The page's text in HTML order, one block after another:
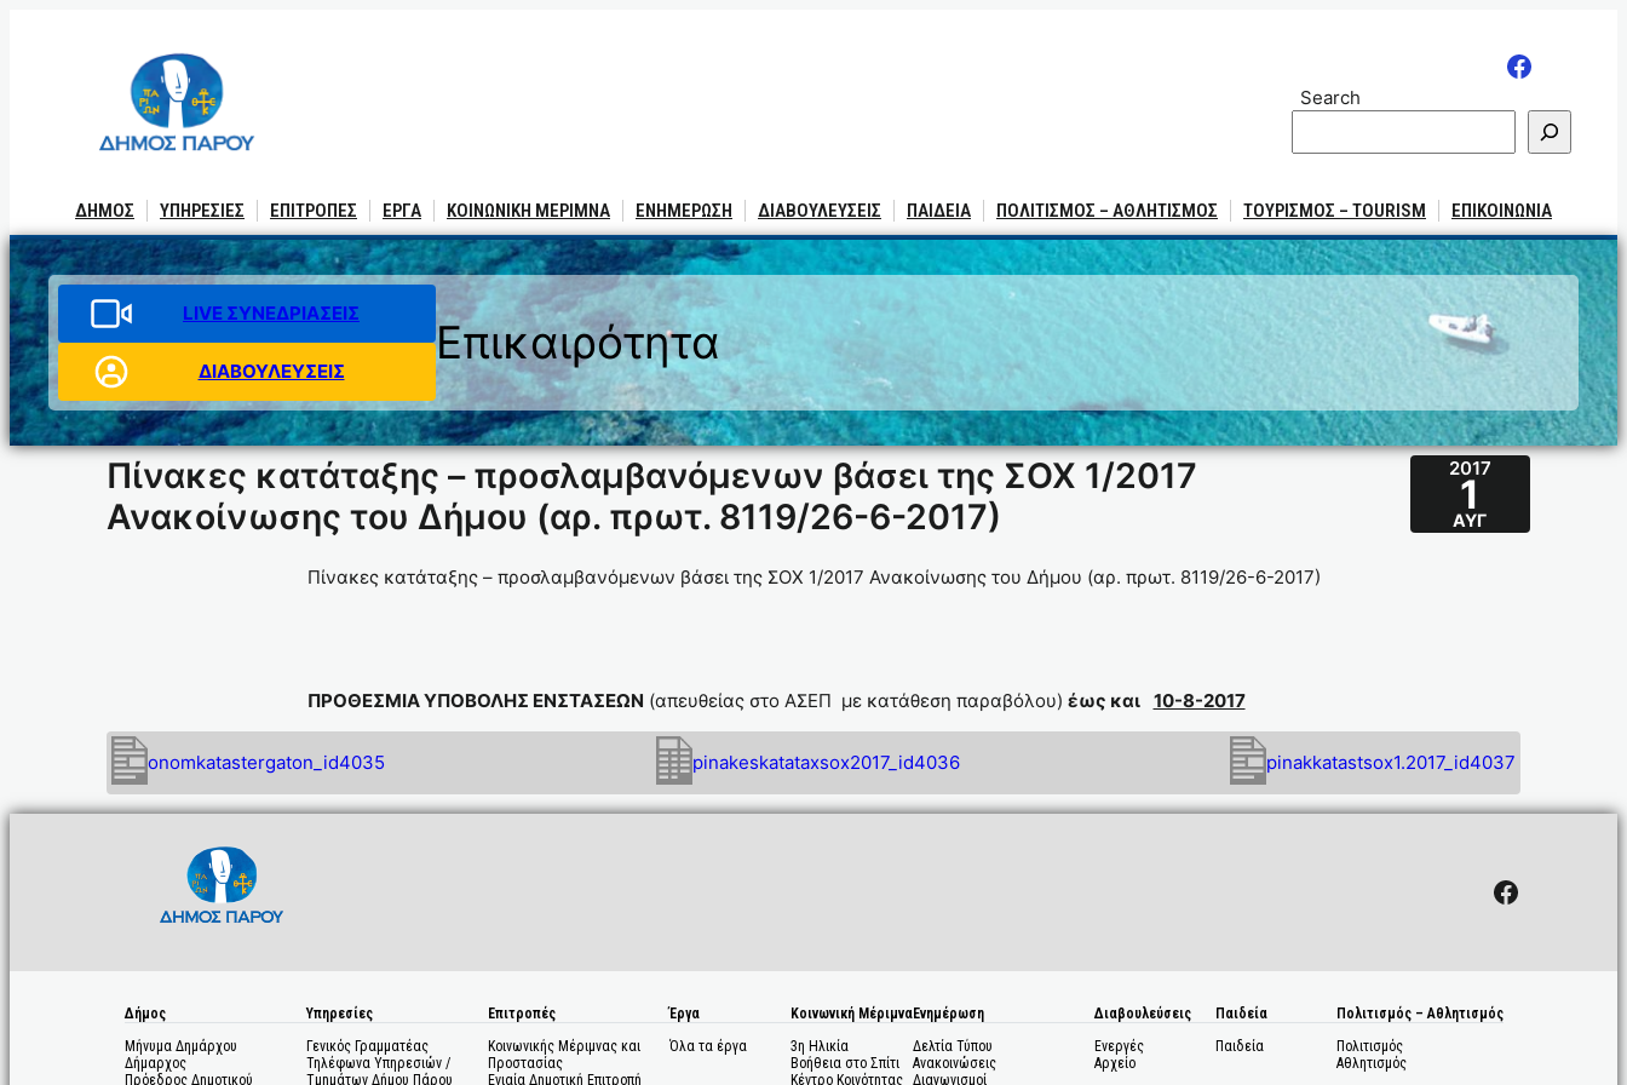
Search
ΔΗΜΟΣ ΥΠΗΡΕΣΙΕΣ ΕΠΙΤΡΟΠΕΣ ΕΡΓΑ ΚΟΙΝΩΝΙΚΗ ΜΕΡΙΜΝΑ ΕΝΗΜΕΡΩΣΗ ΔΙΑΒΟΥΛΕΥΣΕΙΣ ΠΑΙΔΕΙΑ ΠΟΛΙΤΙΣΜΟΣ – ΑΘΛΗΤΙΣΜΟΣ ΤΟΥΡΙΣΜΟΣ – TOURISM ΕΠΙΚΟΙΝΩΝΙΑ
LIVE ΣΥΝΕΔΡΙΑΣΕΙΣ
ΔΙΑΒΟΥΛΕΥΣΕΙΣ
Επικαιρότητα
Πίνακες κατάταξης – προσλαμβανόμενων βάσει της ΣΟΧ 1/2017
Ανακοίνωσης του Δήμου (αρ. πρωτ. 8119/26-6-2017)
2017
1
ΑΥΓ
Πίνακες κατάταξης – προσλαμβανόμενων βάσει της ΣΟΧ 1/2017 Ανακοίνωσης του Δήμου (αρ. πρωτ. 8119/26-6-2017)
ΠΡΟΘΕΣΜΙΑ ΥΠΟΒΟΛΗΣ ΕΝΣΤΑΣΕΩΝ (απευθείας στο ΑΣΕΠ με κατάθεση παραβόλου) έως και 10-8-2017
onomkatastergaton_id4035 pinakeskatataxsox2017_id4036 pinakkatastsox1.2017_id4037
Facebook
Δήμος
Μήνυμα Δημάρχου
Δήμαρχος
Πρόεδρος Δημοτικού
Υπηρεσίες
Γενικός Γραμματέας
Τηλέφωνα Υπηρεσιών /
Τμημάτων Δήμου Πάρου
Επιτροπές
Κοινωνικής Μέριμνας και
Προστασίας
Ενιαία Δημοτική Επιτροπή
Έργα
Όλα τα έργα
Κοινωνική Μέριμνα
3η Ηλικία
Βοήθεια στο Σπίτι
Κέντρο Κοινότητας
Ενημέρωση
Δελτία Τύπου
Ανακοινώσεις
Διαγωνισμοί
Διαβουλεύσεις
Ενεργές
Αρχείο
Παιδεία
Παιδεία
Πολιτισμός – Αθλητισμός
Πολιτισμός
Αθλητισμός